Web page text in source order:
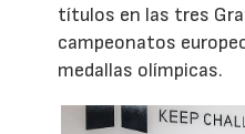
títulos en las tres
campeonatos
medallas olímpicas.